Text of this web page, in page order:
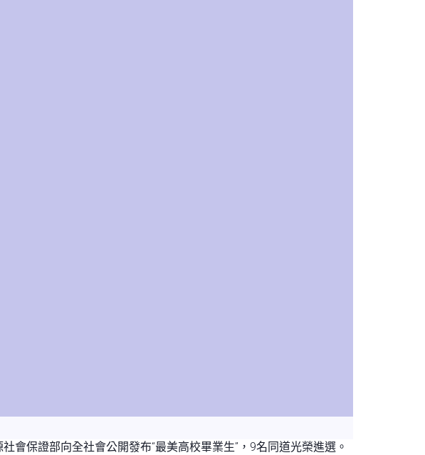
保證部向全社會公開發布“最美高校畢業生”，9名同道光榮進選。